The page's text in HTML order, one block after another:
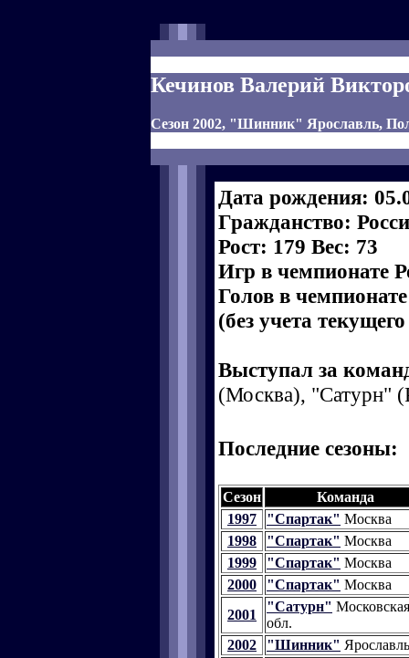
Кечинов Валерий
Сезон 2002, "Шинник" Ярославль,
Дата рождения:
Гражданство:
Рост: 179 Вес: 73
Игр в чемпионате
Голов в
(без учета
Выступал за
(Москва), "Сатурн"
Последние сезоны:
Сезон
Команда
1997
"Спартак" Москва
1998
"Спартак" Москва
1999
"Спартак" Москва
2000
"Спартак" Москва
2001
"Сатурн" Московская
обл.
2002
"Шинник" Ярославль